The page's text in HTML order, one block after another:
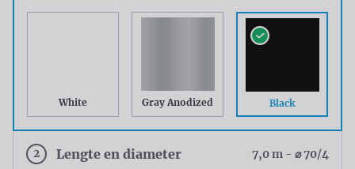
White Gray Anodized Black
2 Lengte en diameter 7,0 m - ⌀ 70/4